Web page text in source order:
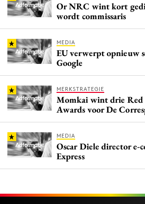
Or NRC wint kort
wordt commissaris
MEDIA
EU verwerpt opnieuw
Google
MERKSTRATEGIE
Momkai wint drie Red
Awards voor De
MEDIA
Oscar Diele director e-
Express